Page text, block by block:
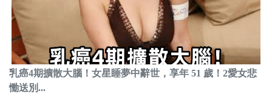
乳癌4期擴散大腦！女星睡夢中辭世，享年 51 歲！2愛女悲
慟送別...